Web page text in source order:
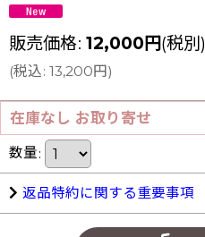
販売価格: 12,000 円(税別)
(税込: 13,200円 )
在庫なし お取り寄せ
数量:
返品特約に関する重要事項